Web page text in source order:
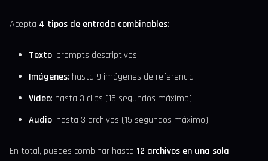
Acepta 4 tipos de entrada combinables:
Texto: prompts descriptivos
Imágenes: hasta 9 imágenes de referencia
Vídeo: hasta 3 clips (15 segundos máximo)
Audio: hasta 3 archivos (15 segundos máximo)
En total, puedes combinar hasta 12 archivos en una sola